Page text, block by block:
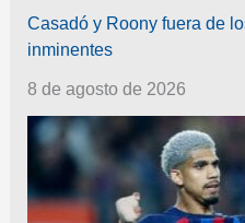
Casadó y Roony fuera de
inminentes
8 de agosto de 2026